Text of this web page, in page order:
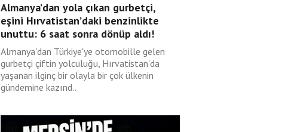
Almanya’dan yola çıkan gurbetçi,
eşini Hırvatistan’daki benzinlikte
unuttu: 6 saat sonra dönüp aldı!
Almanya'dan Türkiye'ye otomobille gelen
gurbetçi çiftin yolculuğu, Hırvatistan'da
yaşanan ilginç bir olayla bir çok ülkenin
gündemine kazınd..